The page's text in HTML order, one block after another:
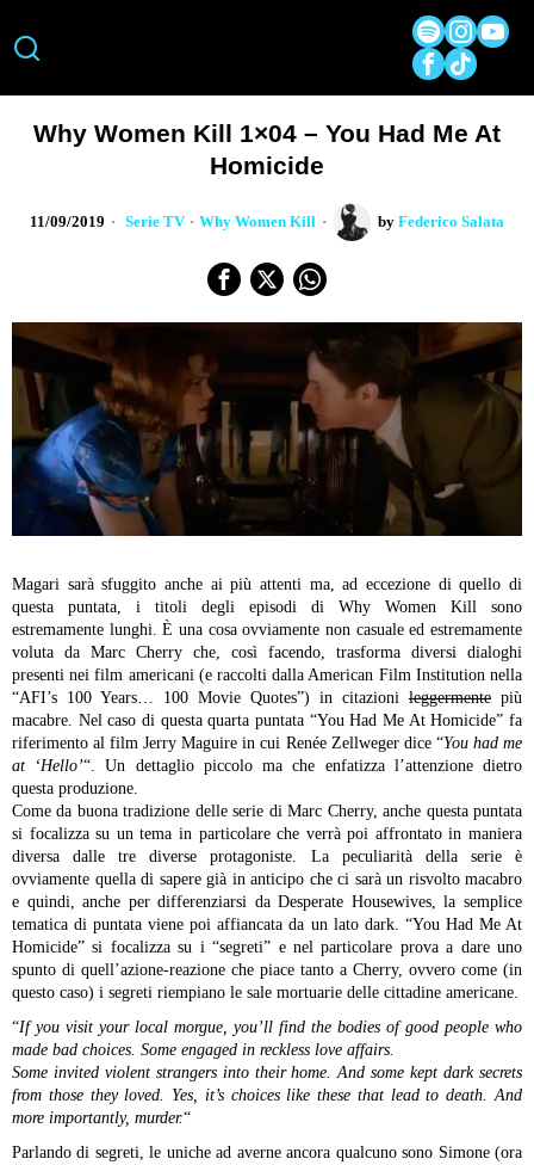
Why Women Kill 1×04 – You Had Me At
Homicide
11/09/2019 Serie TV · Why Women Kill by Federico Salata
Magari sarà sfuggito anche ai più attenti ma, ad eccezione di quello di
questa puntata, i titoli degli episodi di Why Women Kill sono
estremamente lunghi. È una cosa ovviamente non casuale ed estremamente
voluta da Marc Cherry che, così facendo, trasforma diversi dialoghi
presenti nei film americani (e raccolti dalla American Film Institution nella
“AFI’s 100 Years… 100 Movie Quotes”) in citazioni leggermente più
macabre. Nel caso di questa quarta puntata “You Had Me At Homicide” fa
riferimento al film Jerry Maguire in cui Renée Zellweger dice “You had me
at ‘Hello’“. Un dettaglio piccolo ma che enfatizza l’attenzione dietro
questa produzione.
Come da buona tradizione delle serie di Marc Cherry, anche questa puntata
si focalizza su un tema in particolare che verrà poi affrontato in maniera
diversa dalle tre diverse protagoniste. La peculiarità della serie è
ovviamente quella di sapere già in anticipo che ci sarà un risvolto macabro
e quindi, anche per differenziarsi da Desperate Housewives, la semplice
tematica di puntata viene poi affiancata da un lato dark. “You Had Me At
Homicide” si focalizza su i “segreti” e nel particolare prova a dare uno
spunto di quell’azione-reazione che piace tanto a Cherry, ovvero come (in
questo caso) i segreti riempiano le sale mortuarie delle cittadine americane.
“If you visit your local morgue, you’ll find the bodies of good people who
made bad choices. Some engaged in reckless love affairs.
Some invited violent strangers into their home. And some kept dark secrets
from those they loved. Yes, it’s choices like these that lead to death. And
more importantly, murder.“
Parlando di segreti, le uniche ad averne ancora qualcuno sono Simone (ora